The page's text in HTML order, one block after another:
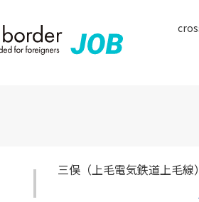
三俣（上毛電気鉄道上毛線）